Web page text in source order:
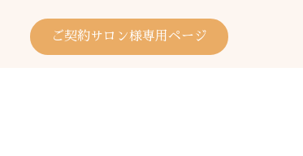
ご契約サロン様専用ページ